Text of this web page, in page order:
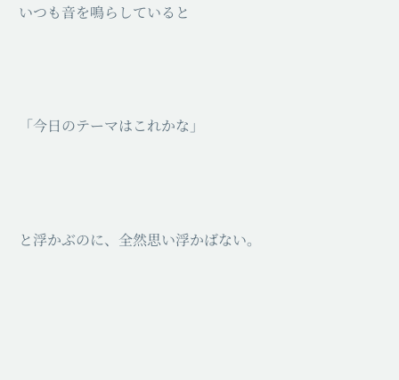
いつも音を鳴らしていると
「今日のテーマはこれかな」
と浮かぶのに、全然思い浮かばない。